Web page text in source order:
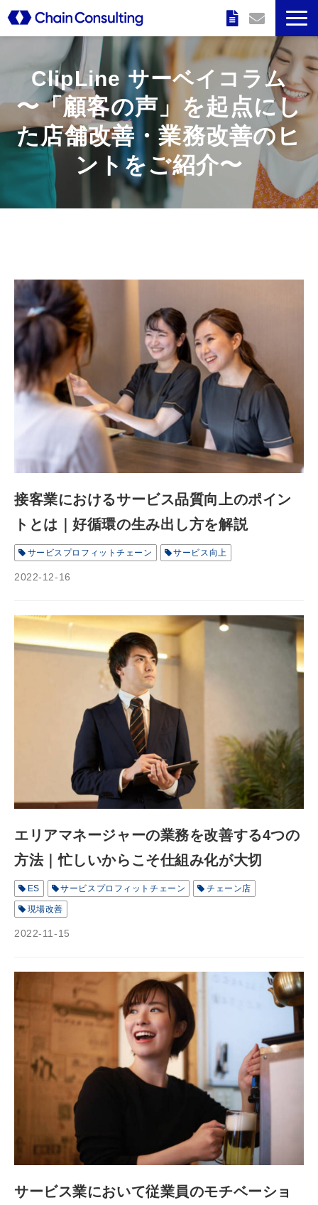
サービス
ClipLine サーベイコラム
〜「顧客の声」を起点にし
た店舗改善・業務改善のヒ
ントをご紹介〜
接客業におけるサービス品質向上のポイン
トとは｜好循環の生み出し方を解説
サービスプロフィットチェーン サービス向上
2022-12-16
エリアマネージャーの業務を改善する4つの
方法｜忙しいからこそ仕組み化が大切
ES サービスプロフィットチェーン チェーン店
現場改善
2022-11-15
サービス業において従業員のモチベーショ